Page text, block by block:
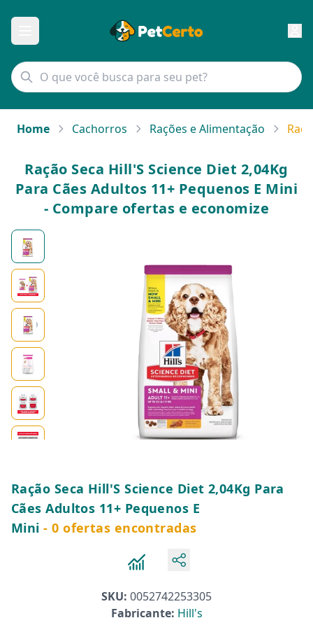
Home Cachorros Rações e Alimentação
Ração Seca Hill'S Science Diet 2,04Kg
Para Cães Adultos 11+ Pequenos E Mini
- Compare ofertas e economize
Ração Seca Hill'S Science Diet 2,04Kg Para
Cães Adultos 11+ Pequenos E
Mini - 0 ofertas encontradas
SKU: 0052742253305
Fabricante: Hill's